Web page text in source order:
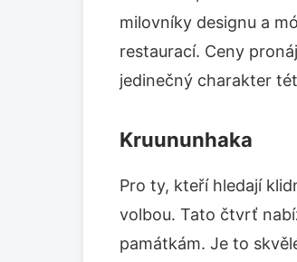
milovníky designu a
restaurací. Ceny
jedinečný charakter
Kruununhaka
Pro ty, kteří hledají
volbou. Tato čtvrť
památkám. Je to